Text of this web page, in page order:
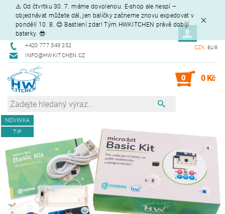
⚠️ Od čtvrtku 30. 7. máme dovolenou. E-shop ale nespí –
objednávat můžete dál, jen balíčky začneme znovu expedovat v
pondělí 10. 8. 😊 Bastlení zdar! Tým HWKITCHEN právě dobíjí
baterky. 😎
+420 777 349 252
INFO@HWKITCHEN.CZ
CZK EUR
0 0 Kč
NOVINKA
TIP